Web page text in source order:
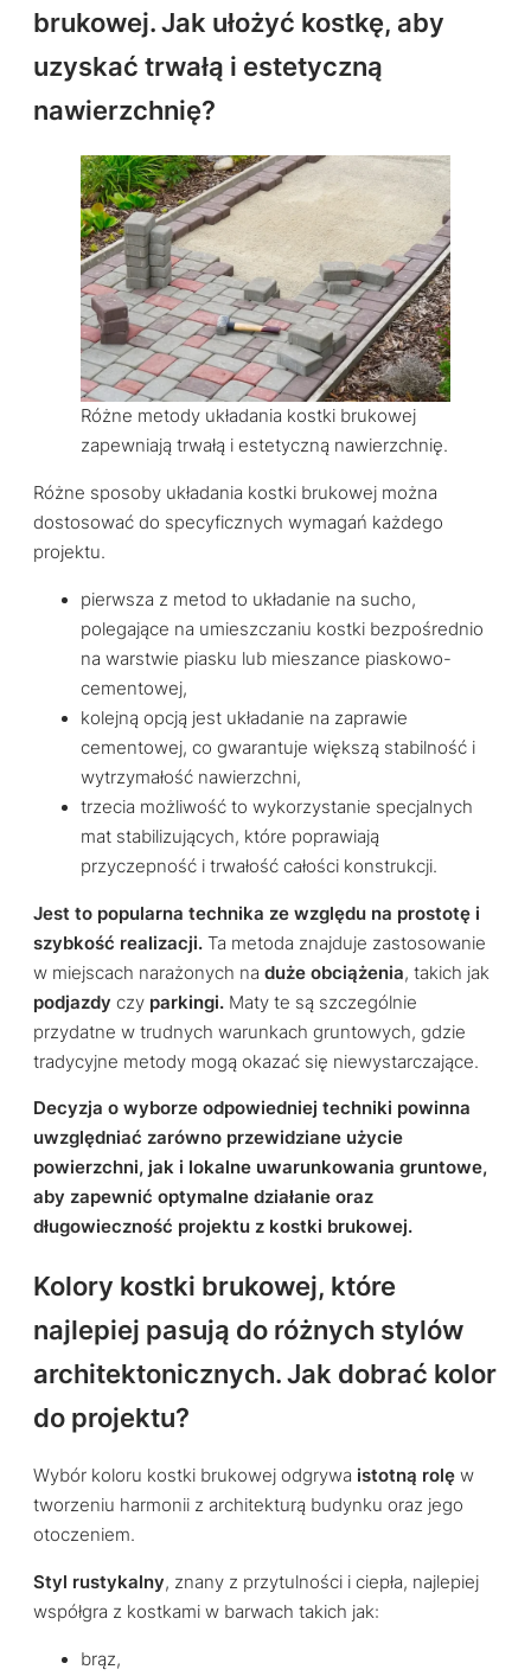
brukowej. Jak ułożyć kostkę, aby
uzyskać trwałą i estetyczną
nawierzchnię?
Różne metody układania kostki brukowej
zapewniają trwałą i estetyczną nawierzchnię.
Różne sposoby układania kostki brukowej można
dostosować do specyficznych wymagań każdego
projektu.
pierwsza z metod to układanie na sucho,
polegające na umieszczaniu kostki bezpośrednio
na warstwie piasku lub mieszance piaskowo-
cementowej,
kolejną opcją jest układanie na zaprawie
cementowej, co gwarantuje większą stabilność i
wytrzymałość nawierzchni,
trzecia możliwość to wykorzystanie specjalnych
mat stabilizujących, które poprawiają
przyczepność i trwałość całości konstrukcji.
Jest to popularna technika ze względu na prostotę i
szybkość realizacji. Ta metoda znajduje zastosowanie
w miejscach narażonych na duże obciążenia, takich jak
podjazdy czy parkingi. Maty te są szczególnie
przydatne w trudnych warunkach gruntowych, gdzie
tradycyjne metody mogą okazać się niewystarczające.
Decyzja o wyborze odpowiedniej techniki powinna
uwzględniać zarówno przewidziane użycie
powierzchni, jak i lokalne uwarunkowania gruntowe,
aby zapewnić optymalne działanie oraz
długowieczność projektu z kostki brukowej.
Kolory kostki brukowej, które
najlepiej pasują do różnych stylów
architektonicznych. Jak dobrać kolor
do projektu?
Wybór koloru kostki brukowej odgrywa istotną rolę w
tworzeniu harmonii z architekturą budynku oraz jego
otoczeniem.
Styl rustykalny, znany z przytulności i ciepła, najlepiej
współgra z kostkami w barwach takich jak:
brąz,